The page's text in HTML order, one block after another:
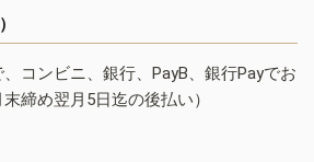
コンビニ、銀行、PayB、銀行Payでお
締め翌月5日迄の後払い）